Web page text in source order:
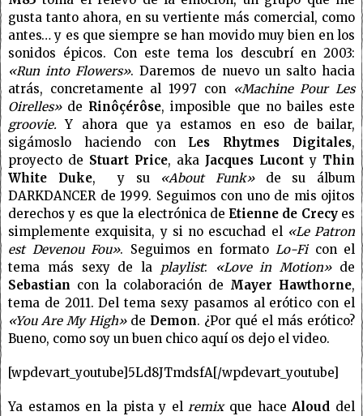
gusta tanto ahora, en su vertiente más comercial, como
antes… y es que siempre se han movido muy bien en los
sonidos épicos. Con este tema los descubrí en 2003:
«Run into Flowers». Daremos de nuevo un salto hacia
atrás, concretamente al 1997 con «Machine Pour Les
Oirelles»de Rinôçérôse, imposible que no bailes este
groovie.Y ahora que ya estamos en eso de bailar,
sigámoslo haciendo con Les Rhytmes Digitales,
proyecto de Stuart Price, aka Jacques Lucont y Thin
White Duke, y su «About Funk»de su álbum
DARKDANCER de 1999. Seguimos con uno de mis ojitos
derechos y es que la electrónica de Etienne de Crecyes
simplemente exquisita, y si no escuchad el «Le Patron
est Devenou Fou». Seguimos en formato Lo-Ficon el
tema más sexy de la playlist: «Love in Motion»de
Sebastian con la colaboración de Mayer Hawthorne,
tema de 2011. Del tema sexy pasamos al erótico con el
«You Are My High»de Demon. ¿Por qué el más erótico?
Bueno, como soy un buen chico aquí os dejo el video.
[wpdevart_youtube]5Ld8JTmdsfA[/wpdevart_youtube]
Ya estamos en la pista y elremixque haceAloud del